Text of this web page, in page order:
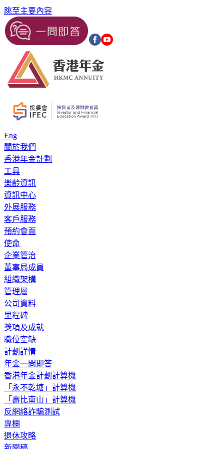
跳至主要內容
Eng
關於我們
香港年金計劃
工具
樂齡資訊
資訊中心
外展服務
客戶服務
預約會面
使命
企業管治
董事局成員
組織架構
管理層
公司資料
里程碑
獎項及成就
職位空缺
計劃詳情
年金一問即答
香港年金計劃計算機
「永不乾塘」計算機
「壽比南山」計算機
反網絡詐騙測試
專欄
退休攻略